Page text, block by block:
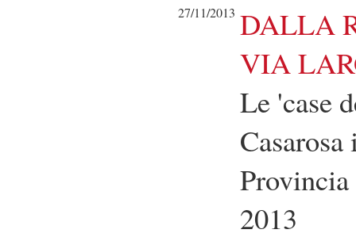
27/11/2013 DALLA
VIA
Le 'case
2013